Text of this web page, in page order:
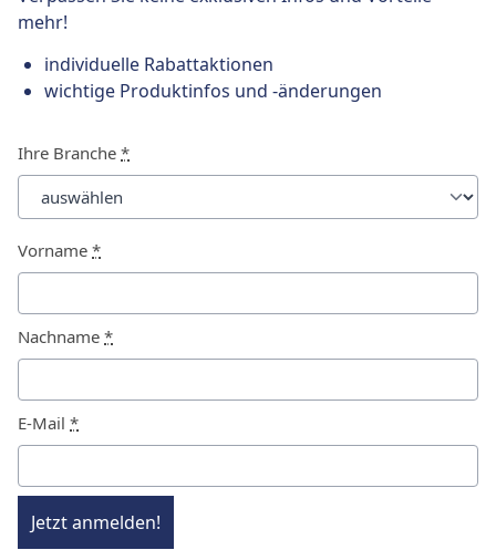
mehr!
individuelle Rabattaktionen
wichtige Produktinfos und -änderungen
Ihre Branche *
Vorname *
Nachname *
E-Mail *
Jetzt anmelden!